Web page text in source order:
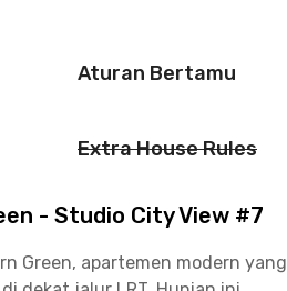
Aturan Bertamu
Extra House Rules
- Studio City View #7
Green, apartemen modern yang